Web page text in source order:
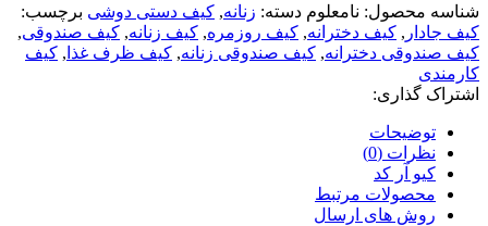
شناسه محصول: نامعلوم دسته: زنانه, کیف دستی دوشی برچسب:
کیف جادار , کیف دخترانه, کیف روزمره, کیف زنانه, کیف صندوقی,
کیف صندوقی دخترانه, کیف صندوقی زنانه, کیف ظرف غذا , کیف
کارمندی
اشتراک گذاری:
توضیحات
نظرات (0)
کیو آر کد
محصولات مرتبط
روش های ارسال